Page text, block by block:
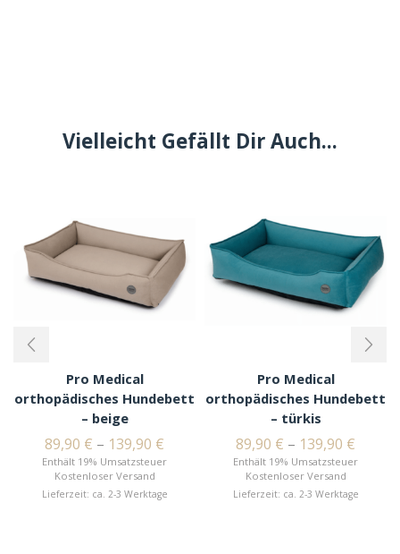
Vielleicht Gefällt Dir Auch...
Pro Medical
orthopädisches Hundebett
– beige
89,90 € – 139,90 €
Enthält 19% Umsatzsteuer
Kostenloser Versand
Lieferzeit: ca. 2-3 Werktage
Pro Medical
orthopädisches Hundebett
– türkis
89,90 € – 139,90 €
Enthält 19% Umsatzsteuer
Kostenloser Versand
Lieferzeit: ca. 2-3 Werktage